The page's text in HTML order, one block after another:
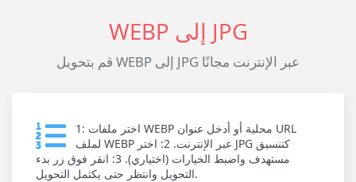
WEBP إلى JPG
قم بتحويل WEBP إلى JPG عبر الإنترنت مجانًا
1: اختر ملفات WEBP محلية أو أدخل عنوان URL
لملف WEBP عبر الإنترنت. 2: اختر JPG كتنسيق
مستهدف واضبط الخيارات (اختياري). 3: انقر فوق زر بدء
التحويل وانتظر حتى يكتمل التحويل.